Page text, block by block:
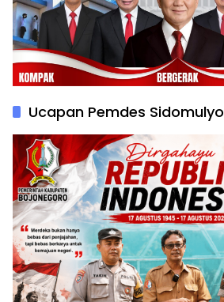
Ucapan Pemdes Sidomulyo